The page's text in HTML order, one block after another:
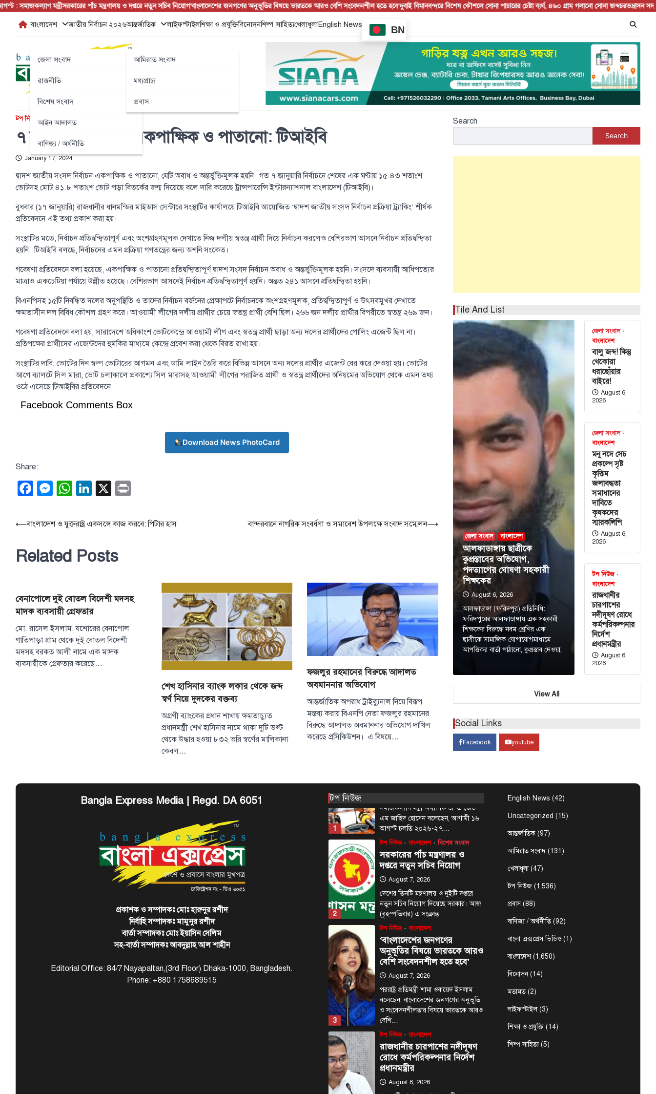
Skip
content
মন্ত্রীসরকারের পাঁচ মন্ত্রণালয় ও দপ্তরে নতুন সচিব নিয়োগ‘বাংলাদেশের জনগণের অনুভূতির বিষয়ে ভারতকে আরও বেশি সংবেদনশীল হতে হবে’দুবাই বিমানবন্দরে বিশেষ কৌশলে সোনা পাচারের চেষ্টা ব্যর্থ, ৪৬০ গ্রাম গলানো সোনা জব্দচরভদ্রাসন সদর
বাংলাদেশ
জেলা সংবাদ
রাজনীতি
বিশেষ সংবাদ
আইন আদালত
বাণিজ্য / অর্থনীতি
জাতীয় নির্বাচন ২০২৬আন্তর্জাতিক
আমিরাত সংবাদ
মধ্যপ্রাচ্য
প্রবাস
লাইফস্টাইলশিক্ষা ও প্রযুক্তিবিনোদনশিল্প সাহিত্যখেলাধুলাEnglish News
BN
টপ নিউজ বাংলাদেশ
৭ জানুয়ারি নির্বাচন একপাক্ষিক ও পাতানো: টিআইবি
January 17, 2024
দ্বাদশ জাতীয় সংসদ নির্বাচন একপাক্ষিক ও পাতানো, যেটি অবাধ ও অন্তর্ভুক্তিমূলক হয়নি। গত ৭ জানুয়ারি নির্বাচনে শেষের এক ঘণ্টায় ১৫.৪৩ শতাংশ
ভোটসহ মোট ৪১.৮ শতাংশ ভোট পড়া বিতর্কের জন্ম দিয়েছে বলে দাবি করেছে ট্রান্সপারেন্সি ইন্টারন্যাশনাল বাংলাদেশ (টিআইবি)।
বুধবার (১৭ জানুয়ারি) রাজধানীর ধানমন্ডির মাইডাস সেন্টারে সংস্থাটির কার্যালয়ে টিআইবি আয়োজিত ‘দ্বাদশ জাতীয় সংসদ নির্বাচন প্রক্রিয়া ট্র্যাকিং’ শীর্ষক
প্রতিবেদনে এই তথ্য প্রকাশ করা হয়।
সংস্থাটির মতে, নির্বাচন প্রতিদ্বন্দ্বিতাপূর্ণ এবং অংশগ্রহণমূলক দেখাতে নিজ দলীয় স্বতন্ত্র প্রার্থী দিয়ে নির্বাচন করলেও বেশিরভাগ আসনে নির্বাচন প্রতিদ্বন্দ্বিতা
হয়নি। টিআইবি বলছে, নির্বাচনের এমন প্রক্রিয়া গণতন্ত্রের জন্য অশনি সংকেত।
গবেষণা প্রতিবেদনে বলা হয়েছে, একপাক্ষিক ও পাতানো প্রতিদ্বন্দ্বিতাপূর্ণ দ্বাদশ সংসদ নির্বাচন অবাধ ও অন্তর্ভুক্তিমূলক হয়নি। সংসদে ব্যবসায়ী আধিপত্যের
মাত্রাও একচেটিয়া পর্যায়ে উন্নীত হয়েছে। বেশিরভাগ আসনেই নির্বাচন প্রতিদ্বন্দ্বিতাপূর্ণ হয়নি। অন্তত ২৪১ আসনে প্রতিদ্বন্দ্বিতা হয়নি।
বিএনপিসহ ১৫টি নিবন্ধিত দলের অনুপস্থিতি ও তাদের নির্বাচন বর্জনের প্রেক্ষাপটে নির্বাচনকে অংশগ্রহণমূলক, প্রতিদ্বন্দ্বিতাপূর্ণ ও উৎসবমুখর দেখাতে
ক্ষমতাসীন দল বিবিধ কৌশল গ্রহণ করে। আওয়ামী লীগের দলীয় প্রার্থীর চেয়ে স্বতন্ত্র প্রার্থী বেশি ছিল। ২৬৬ জন দলীয় প্রার্থীর বিপরীতে স্বতন্ত্র ২৬৯ জন।
গবেষণা প্রতিবেদনে বলা হয়, সারাদেশে অধিকাংশ ভোটকেন্দ্রে আওয়ামী লীগ এবং স্বতন্ত্র প্রার্থী ছাড়া অন্য দলের প্রার্থীদের পোলিং এজেন্ট ছিল না।
প্রতিপক্ষের প্রার্থীদের এজেন্টদের হুমকির মাধ্যমে কেন্দ্রে প্রবেশ করা থেকে বিরত রাখা হয়।
সংস্থাটির দাবি, ভোটের দিন স্বল্প ভোটারের আগমন এবং ডামি লাইন তৈরি করে বিভিন্ন আসনে অন্য দলের প্রার্থীর এজেন্ট বের করে দেওয়া হয়। ভোটের
আগে ব্যালটে সিল মারা, ভোট চলাকালে প্রকাশ্যে সিল মারাসহ আওয়ামী লীগের পরাজিত প্রার্থী ও স্বতন্ত্র প্রার্থীদের অনিয়মের অভিযোগ থেকে এমন তথ্য
ওঠে এসেছে টিআইবির প্রতিবেদনে।
Facebook Comments Box
Download News PhotoCard
Share:
Facebook
Messenger
WhatsApp
LinkedIn
X
Post
⟵বাংলাদেশ ও যুক্তরাষ্ট্র একসঙ্গে কাজ করবে: পিটার হাস বান্দরবানে নাগরিক সংবর্ধণা ও সমাবেশ উপলক্ষে সংবাদ সম্মেলন⟶
Related Posts
বেনাপোলে দুই বোতল বিদেশী মদসহ
মাদক ব্যবসায়ী গ্রেফতার
মো. রাসেল ইসলাম: যশোরের বেনাপোল
গাতিপাড়া গ্রাম থেকে দুই বোতল বিদেশী
মদসহ বরকত আলী নামে এক মাদক
ব্যবসায়ীকে গ্রেফতার করেছে…
শেখ হাসিনার ব্যাংক লকার থেকে জব্দ
স্বর্ণ নিয়ে দুদকের বক্তব্য
অগ্রণী ব্যাংকের প্রধান শাখায় ক্ষমতাচ্যুত
প্রধানমন্ত্রী শেখ হাসিনার নামে থাকা দুটি ভল্ট
থেকে উদ্ধার হওয়া ৮৩২ ভরি স্বর্ণের মালিকানা
কেবল…
ফজলুর রহমানের বিরুদ্ধে আদালত
অবমাননার অভিযোগ
আন্তর্জাতিক অপরাধ ট্রাইব্যুনাল নিয়ে বিরূপ
মন্তব্য করায় বিএনপি নেতা ফজলুর রহমানের
বিরুদ্ধে আদালত অবমাননার অভিযোগ দাখিল
করেছে প্রসিকিউশন। এ বিষয়ে…
Search
Search
Tile And List
জেলা সংবাদ বাংলাদেশ
আলফাডাঙ্গায় ছাত্রীকে
কুপ্রস্তাবের অভিযোগ,
পদত্যাগের ঘোষণা সহকারী
শিক্ষকের
August 6, 2026
আলফাডাঙ্গা (ফরিদপুর) প্রতিনিধি:
ফরিদপুরের আলফাডাঙ্গায় এক সহকারী
শিক্ষকের বিরুদ্ধে নবম শ্রেণির এক
ছাত্রীকে সামাজিক যোগাযোগমাধ্যমে
আপত্তিকর বার্তা পাঠানো, কুপ্রস্তাব দেওয়া,
…
জেলা সংবাদ
বাংলাদেশ
বালু জব্দ! কিন্তু
খেকোরা
ধরাছোঁয়ার
বাইরে!
August 6,
2026
জেলা সংবাদ
বাংলাদেশ
মনু নদে সেচ
প্রকল্পে সৃষ্ট
কৃত্তিম
জলাবদ্ধতা
সমাধানের
দাবিতে
কৃষকদের
স্মারকলিপি
August 6,
2026
টপ নিউজ
বাংলাদেশ
রাজধানীর
চারপাশের
নদীদূষণ রোধে
কর্মপরিকল্পনার
নির্দেশ
প্রধানমন্ত্রীর
August 6,
2026
View All
Social Links
Facebook youtube
Bangla Express Media | Regd. DA 6051
প্রকাশক ও সম্পাদকঃ মোঃ হারুনুর রশীদ
নির্বাহি সম্পাদকঃ মামুনুর রশীদ
বার্তা সম্পাদকঃ মোঃ ইয়াসিন সেলিম
সহ-বার্তা সম্পাদকঃ আবদুল্লাহ আল শাহীন
Editorial Office: 84/7 Nayapaltan,(3rd Floor) Dhaka-1000, Bangladesh.
Phone: +880 1758689515
টপ নিউজ
অনুভূতির বিষয়ে ভারতকে আরও
পররাষ্ট্র প্রতিমন্ত্রী শামা ওবায়েদ ইসলাম
বলেছেন, বাংলাদেশের জনগণের অনুভূতি
ও সংবেদনশীলতার বিষয়ে ভারতকে আরও
4
রাজধানীর চারপাশের নদীদূষণ
রোধে কর্মপরিকল্পনার নির্দেশ
August 6, 2026
রাজধানী ঢাকার চারপাশের নদীদূষণ রোধে
কর্মপরিকল্পনা তৈরির নির্দেশনা দিয়েছেন
প্রধানমন্ত্রী তারেক রহমান। আজ
বৃহস্পতিবার (৬…
5
টপ নিউজ বাংলাদেশ বিশেষ সংবাদ
হাসিনাকে বক্তব্যের সুযোগ দিয়ে
বাংলাদেশের সার্বভৌমত্বকে
অপমান করেছে ভারত
প্রধানমন্ত্রীর রাজনৈতিক উপদেষ্টা রুহুল
কবির রিজভী বলেছেন, ক্ষমতাচ্যুত ও
দণ্ডপ্রাপ্ত সাবেক প্রধানমন্ত্রী শেখ হাসিনাকে
বক্তব্য…
1
August 7, 2026
সমাজকল্যাণ মন্ত্রী অধ্যাপক ডা. এ জেড
এম জাহিদ হোসেন বলেছেন, আগামী ১৬
আগস্ট চলতি ২০২৬-২৭…
2
টপ নিউজ বাংলাদেশ বিশেষ সংবাদ
সরকারের পাঁচ মন্ত্রণালয় ও
দপ্তরে নতুন সচিব নিয়োগ
August 7, 2026
দেশের তিনটি মন্ত্রণালয় ও দুইটি দপ্তরে
নতুন সচিব নিয়োগ দিয়েছে সরকার। আজ
(বৃহস্পতিবার) এ সংক্রান্ত…
3
টপ নিউজ বাংলাদেশ
‘বাংলাদেশের জনগণের
অনুভূতির বিষয়ে ভারতকে আরও
বেশি সংবেদনশীল হতে হবে’
August 7, 2026
পররাষ্ট্র প্রতিমন্ত্রী শামা ওবায়েদ ইসলাম
বলেছেন, বাংলাদেশের জনগণের অনুভূতি
ও সংবেদনশীলতার বিষয়ে ভারতকে আরও
বেশি…
টপ নিউজ বাংলাদেশ
রাজধানীর চারপাশের নদীদূষণ
রোধে কর্মপরিকল্পনার নির্দেশ
প্রধানমন্ত্রীর
August 6, 2026
English News (42)
Uncategorized (15)
আন্তর্জাতিক (97)
আমিরাত সংবাদ(131)
খেলাধুলা(47)
টপ নিউজ (1,536)
প্রবাস(88)
বাণিজ্য / অর্থনীতি (92)
বাংলা এক্সপ্রেস ভিডিও (1)
বাংলাদেশ(1,650)
বিনোদন (14)
মতামত (2)
লাইফস্টাইল(3)
শিক্ষা ও প্রযুক্তি (14)
শিল্প সাহিত্য(5)